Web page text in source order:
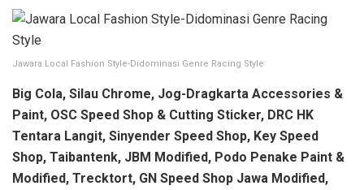
Jawara Local Fashion Style-Didominasi Genre Racing Style
Big Cola, Silau Chrome, Jog-Dragkarta Accessories &
Paint, OSC Speed Shop & Cutting Sticker, DRC HK
Tentara Langit, Sinyender Speed Shop, Key Speed
Shop, Taibantenk, JBM Modified, Podo Penake Paint &
Modified, Trecktort, GN Speed Shop Jawa Modified,